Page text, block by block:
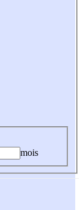
mois